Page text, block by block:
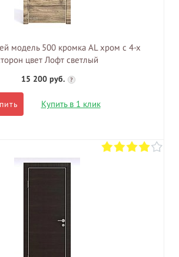
модель 500 кромка AL хром с 4-х
цвет Лофт светлый
15 200 руб. ?
Купить в 1 клик